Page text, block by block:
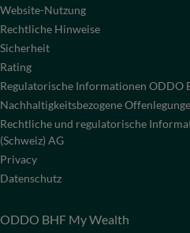
Website-Nutzung
Rechtliche Hinweise
Sicherheit
Rating
Regulatorische Informationen ODDO
Nachhaltigkeitsbezogene
Rechtliche und regulatorische
(Schweiz) AG
Privacy
Datenschutz
ODDO BHF My Wealth